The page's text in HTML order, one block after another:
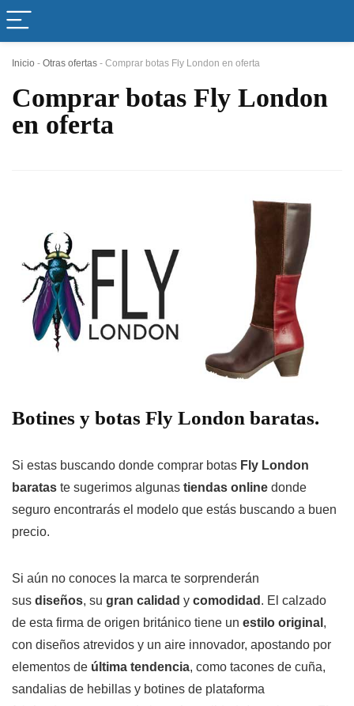
Inicio - Otras ofertas - Comprar botas Fly London en oferta
Comprar botas Fly London
en oferta
Botines y botas Fly London baratas.
Si estas buscando donde comprar botas Fly London
baratas te sugerimos algunas tiendas online donde
seguro encontrarás el modelo que estás buscando a buen
precio.
Si aún no conoces la marca te sorprenderán
sus diseños, su gran calidad y comodidad . El calzado
de esta firma de origen británico tiene un estilo original ,
con diseños atrevidos y un aire innovador, apostando por
elementos de última tendencia, como tacones de cuña,
sandalias de hebillas y botines de plataforma